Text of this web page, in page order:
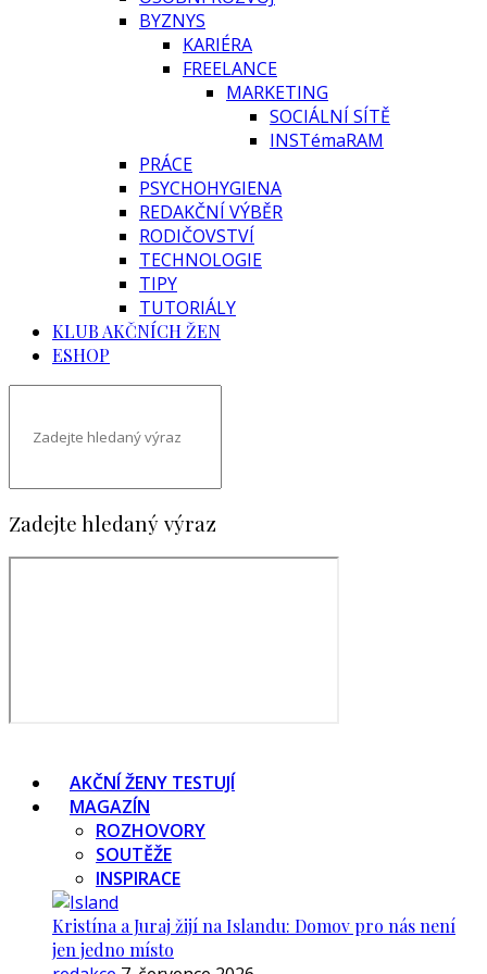
BYZNYS
KARIÉRA
FREELANCE
MARKETING
SOCIÁLNÍ SÍTĚ
INSTémaRAM
PRÁCE
PSYCHOHYGIENA
REDAKČNÍ VÝBĚR
RODIČOVSTVÍ
TECHNOLOGIE
TIPY
TUTORIÁLY
KLUB AKČNÍCH ŽEN
ESHOP
Zadejte hledaný výraz
AKČNÍ ŽENY TESTUJÍ
MAGAZÍN
ROZHOVORY
SOUTĚŽE
INSPIRACE
Kristína a Juraj žijí na Islandu: Domov pro nás není
jen jedno místo